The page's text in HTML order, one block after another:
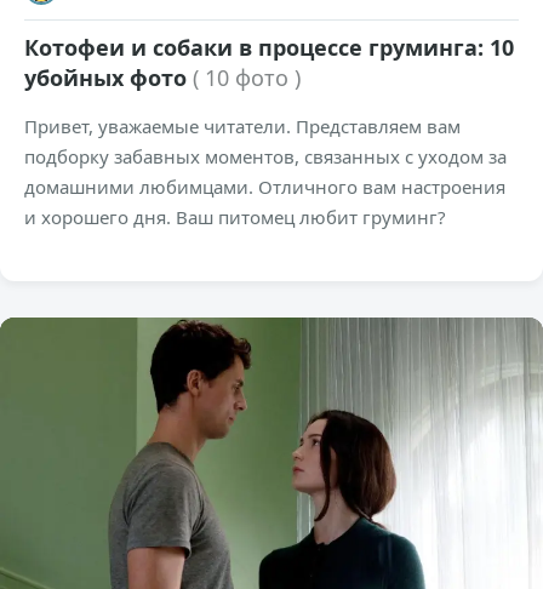
Котофеи и собаки в процессе груминга: 10
убойных фото ( 10 фото )
Привет, уважаемые читатели. Представляем вам
подборку забавных моментов, связанных с уходом за
домашними любимцами. Отличного вам настроения
и хорошего дня. Ваш питомец любит груминг?